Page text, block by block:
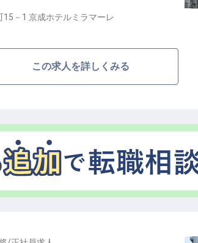
直結する当ホテルは、千葉県を代
未経験でも大歓迎です！お客様との
案からご成約後のフォローまで、や
ッフのサポート体制も整っているの
－1 京成ホテルミラマーレ
この求人を詳しくみる